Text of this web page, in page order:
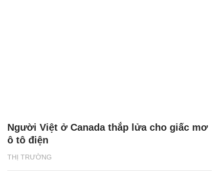
THỊ TRƯỜNG
Người Việt ở Canada thắp lửa cho giấc mơ
ô tô điện